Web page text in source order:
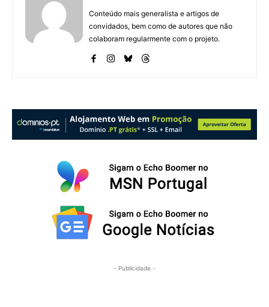
Conteúdo mais generalista e artigos de
convidados, bem como de autores que não
colaboram regularmente com o projeto.
- Publicidade -